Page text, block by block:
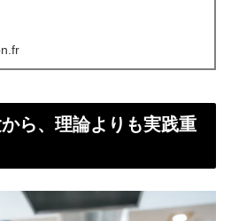
ら、理論よりも実践重